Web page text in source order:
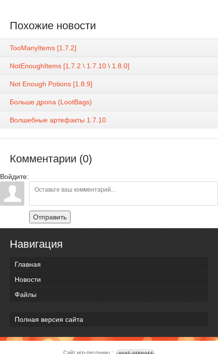
Похожие новости
TooManyItems [1.7.2]
NotEnoughItems [1.7.2 \ 1.7.10 \ 1.8.0]
Not Enough Potions [1.8.9]
Больше дропа (LootBags)
Волшебные артефакты 1.7.10
Комментарии (0)
Войдите:
Отправить
Навигация
Главная
Новости
Файлы
Полная версия сайта
Сайт игр-песочниц ::